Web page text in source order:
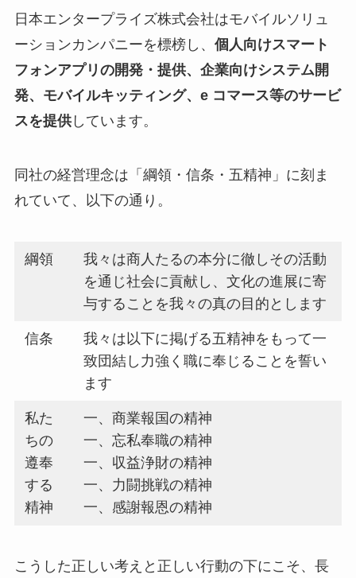
日本エンタープライズ株式会社はモバイルソリュ
ーションカンパニーを標榜し、 個人向けスマート
フォンアプリの開発・提供、企業向けシステム開
発、モバイルキッティング、e コマース等のサービ
スを提供しています。
同社の経営理念は「綱領・信条・五精神」に刻ま
れていて、以下の通り。
綱領
我々は商人たるの本分に徹しその活動
を通じ社会に貢献し、文化の進展に寄
与することを我々の真の目的とします
信条
我々は以下に掲げる五精神をもって一
致団結し力強く職に奉じることを誓い
ます
私た
ちの
遵奉
する
精神
一、商業報国の精神
一、忘私奉職の精神
一、収益浄財の精神
一、力闘挑戦の精神
一、感謝報恩の精神
こうした正しい考えと正しい行動の下にこそ、長